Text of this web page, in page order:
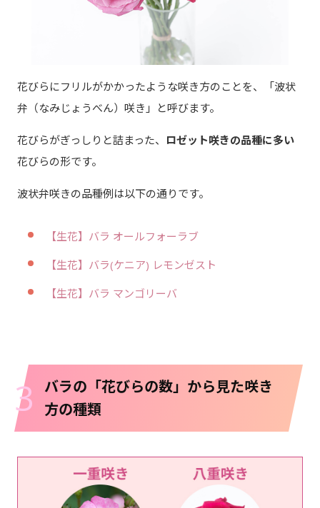
花びらにフリルがかかったような咲き方のことを、「波状
弁（なみじょうべん）咲き」と呼びます。
花びらがぎっしりと詰まった、 ロゼット咲きの品種に多い
花びらの形です。
波状弁咲きの品種例は以下の通りです。
【生花】バラ オールフォーラブ
【生花】バラ(ケニア) レモンゼスト
【生花】バラ マンゴリーバ
3
バラの「花びらの数」から見た咲き
方の種類